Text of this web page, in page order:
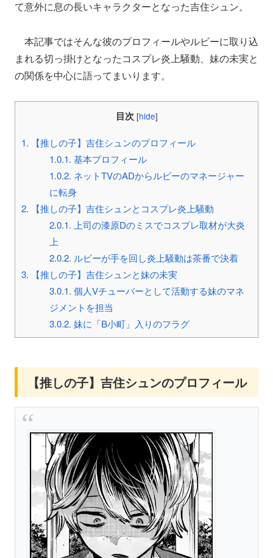
て意外に息の長いキャラクターとなった吉住シュン。
本記事ではそんな彼のプロフィールやルビーに取り込
まれる切っ掛けとなったコスプレ炎上騒動、妹の未実と
の関係を中心に語ってまいります。
目次 [hide]
1. 【推しの子】吉住シュンのプロフィール
1.0.1. 基本プロフィール
1.0.2. ネットTVのADからルビーのマネージャー
に転身
2. 【推しの子】吉住シュンとコスプレ炎上騒動
2.0.1. 上司の漆原Dのミスでコスプレ取材が大炎
上
2.0.2. ルビーが手を回し炎上騒動は茶番で決着
3. 【推しの子】吉住シュンと妹の未実
3.0.1. 個人Vチューバーとして活動する妹のマネ
ジメントを担当
3.0.2. 妹に「B小町」入りのフラグ
【推しの子】吉住シュンのプロフィール